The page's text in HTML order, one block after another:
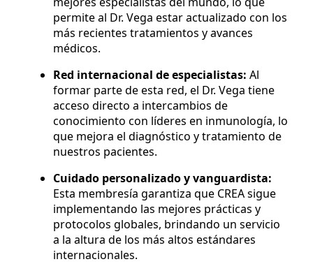
permite al Dr. Vega estar actualizado con los
más recientes tratamientos y avances
médicos.
Red internacional de especialistas: Al
formar parte de esta red, el Dr. Vega tiene
acceso directo a intercambios de
conocimiento con líderes en inmunología, lo
que mejora el diagnóstico y tratamiento de
nuestros pacientes.
Cuidado personalizado y vanguardista:
Esta membresía garantiza que CREA sigue
implementando las mejores prácticas y
protocolos globales, brindando un servicio
a la altura de los más altos estándares
internacionales.